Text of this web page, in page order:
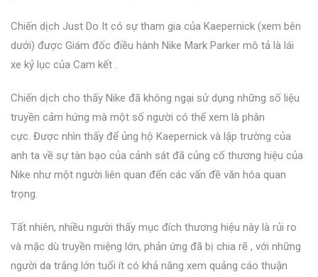
Chiến dịch Just Do It có sự tham gia của Kaepernick (xem bên
dưới) được Giám đốc điều hành Nike Mark Parker mô tả là lái
xe kỷ lục của Cam kết .
Chiến dịch cho thấy Nike đã không ngại sử dụng những số liệu
truyền cảm hứng mà một số người có thể xem là phân
cực. Được nhìn thấy để ủng hộ Kaepernick và lập trường của
anh ta về sự tàn bạo của cảnh sát đã củng cố thương hiệu của
Nike như một người liên quan đến các vấn đề văn hóa quan
trọng.
Tất nhiên, nhiều người thấy mục đích thương hiệu này là rủi ro
và mặc dù truyền miệng lớn, phản ứng đã bị chia rẽ , với những
người da trắng lớn tuổi ít có khả năng xem quảng cáo thuận